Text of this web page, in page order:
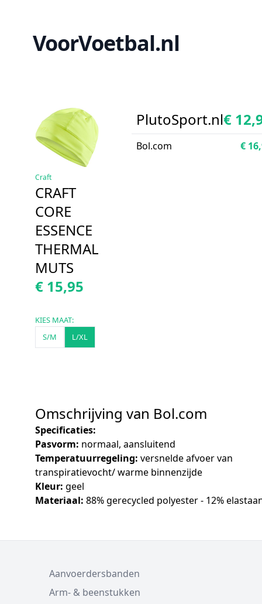
VoorVoetbal.nl
Craft
CRAFT
CORE
ESSENCE
THERMAL
MUTS
€ 15,95
KIES MAAT:
S/M
L/XL
PlutoSport.nl€
Bol.com €
Omschrijving van Bol.com
Specificaties:
Pasvorm: normaal, aansluitend
Temperatuurregeling: versnelde afvoer van
transpiratievocht/ warme binnenzijde
Kleur: geel
Materiaal: 88% gerecycled polyester - 12%
Aanvoerdersbanden
Arm- & beenstukken